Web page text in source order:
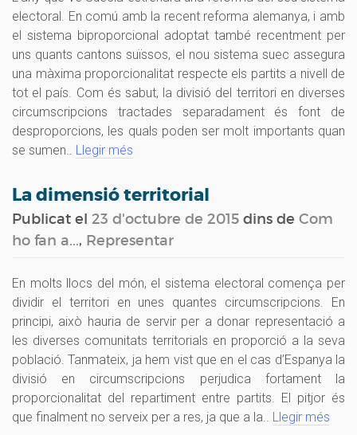
electoral. En comú amb la recent reforma alemanya, i amb
el sistema biproporcional adoptat també recentment per
uns quants cantons suïssos, el nou sistema suec assegura
una màxima proporcionalitat respecte els partits a nivell de
tot el país. Com és sabut, la divisió del territori en diverses
circumscripcions tractades separadament és font de
desproporcions, les quals poden ser molt importants quan
se sumen.. Llegir més
La dimensió territorial
Publicat el 23 d'octubre de 2015 dins de Com
ho fan a..., Representar
En molts llocs del món, el sistema electoral comença per
dividir el territori en unes quantes circumscripcions. En
principi, això hauria de servir per a donar representació a
les diverses comunitats territorials en proporció a la seva
població. Tanmateix, ja hem vist que en el cas d’Espanya la
divisió en circumscripcions perjudica fortament la
proporcionalitat del repartiment entre partits. El pitjor és
que finalment no serveix per a res, ja que a la.. Llegir més